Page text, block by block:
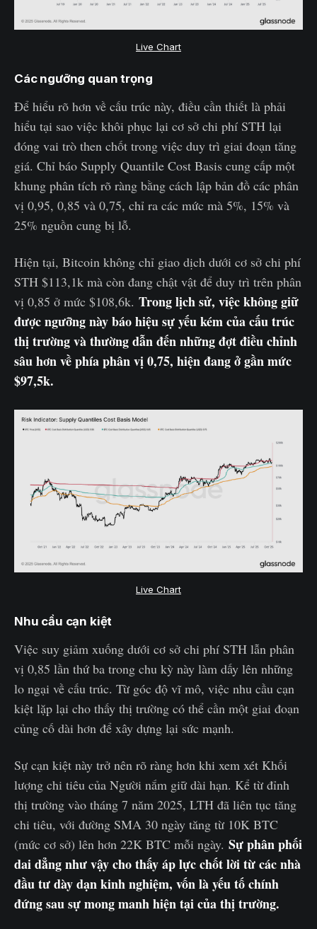
Live Chart
Các ngưỡng quan trọng
Để hiểu rõ hơn về cấu trúc này, điều cần thiết là phải
hiểu tại sao việc khôi phục lại cơ sở chi phí STH lại
đóng vai trò then chốt trong việc duy trì giai đoạn tăng
giá. Chỉ báo Supply Quantile Cost Basis cung cấp một
khung phân tích rõ ràng bằng cách lập bản đồ các phân
vị 0,95, 0,85 và 0,75, chỉ ra các mức mà 5%, 15% và
25% nguồn cung bị lỗ.
Hiện tại, Bitcoin không chỉ giao dịch dưới cơ sở chi phí
STH $113,1k mà còn đang chật vật để duy trì trên phân
vị 0,85 ở mức $108,6k. Trong lịch sử, việc không giữ
được ngưỡng này báo hiệu sự yếu kém của cấu trúc
thị trường và thường dẫn đến những đợt điều chỉnh
sâu hơn về phía phân vị 0,75, hiện đang ở gần mức
$97,5k.
Live Chart
Nhu cầu cạn kiệt
Việc suy giảm xuống dưới cơ sở chi phí STH lẫn phân
vị 0,85 lần thứ ba trong chu kỳ này làm dấy lên những
lo ngại về cấu trúc. Từ góc độ vĩ mô, việc nhu cầu cạn
kiệt lặp lại cho thấy thị trường có thể cần một giai đoạn
củng cố dài hơn để xây dựng lại sức mạnh.
Sự cạn kiệt này trở nên rõ ràng hơn khi xem xét Khối
lượng chi tiêu của Người nắm giữ dài hạn. Kể từ đỉnh
thị trường vào tháng 7 năm 2025, LTH đã liên tục tăng
chi tiêu, với đường SMA 30 ngày tăng từ 10K BTC
(mức cơ sở) lên hơn 22K BTC mỗi ngày. Sự phân phối
dai dẳng như vậy cho thấy áp lực chốt lời từ các nhà
đầu tư dày dạn kinh nghiệm, vốn là yếu tố chính
đứng sau sự mong manh hiện tại của thị trường.